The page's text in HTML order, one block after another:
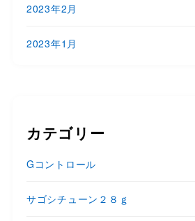
2023年2月
2023年1月
カテゴリー
Gコントロール
サゴシチューン２８ｇ